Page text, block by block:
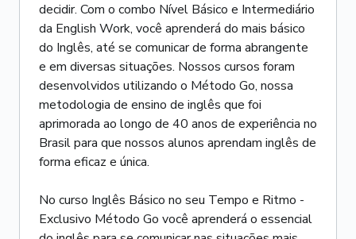
decidir. Com o combo Nível Básico e Intermediário
da English Work, você aprenderá do mais básico
do Inglês, até se comunicar de forma abrangente
e em diversas situações. Nossos cursos foram
desenvolvidos utilizando o Método Go, nossa
metodologia de ensino de inglês que foi
aprimorada ao longo de 40 anos de experiência no
Brasil para que nossos alunos aprendam inglês de
forma eficaz e única.
No curso Inglês Básico no seu Tempo e Ritmo -
Exclusivo Método Go você aprenderá o essencial